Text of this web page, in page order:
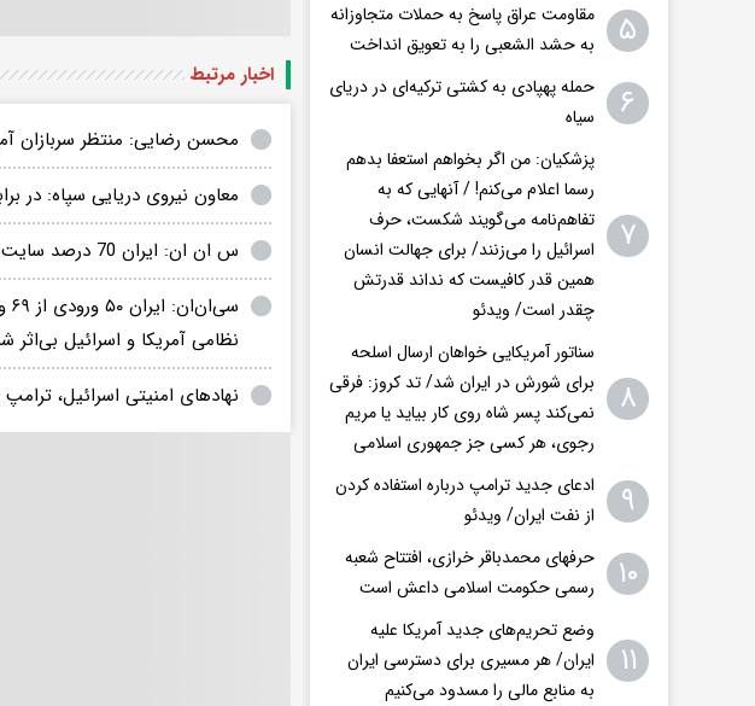
اخبار مرتبط
محسن رضایی: منتظر سربازان
معاون نیروی دریایی سپاه: در
س ان ان: ایران 70 درصد سایت‌های موشکی خود که بمباران شده بود را باز کرد
نظامی آمریکا و اسرائیل
نهادهای امنیتی اسرائیل،
۵
مقاومت عراق پاسخ به حملات متجاوزانه
به حشد الشعبی را به تعویق انداخت
۶
حمله پهپادی به کشتی ترکیه‌ای در دریای
سیاه
۷
پزشکیان: من اگر بخواهم استعفا بدهم
رسما اعلام می‌کنم! / آنهایی که به
تفاهم‌نامه می‌گویند شکست، حرف
اسرائیل را می‌زنند/ برای جهالت انسان
همین قدر کافیست که نداند قدرتش
چقدر است/ ویدئو
۸
سناتور آمریکایی خواهان ارسال اسلحه
برای شورش در ایران شد/ تد کروز: فرقی
نمی‌کند پسر شاه روی کار بیاید یا مریم
رجوی، هر کسی جز جمهوری اسلامی
۹
ادعای جدید ترامپ درباره استفاده کردن
از نفت ایران/ ویدئو
۱۰
حرفهای محمدباقر خرازی، افتتاح شعبه
رسمی حکومت اسلامی داعش است
۱۱
وضع تحریم‌های جدید آمریکا علیه
ایران/ هر مسیری برای دسترسی ایران
به منابع مالی را مسدود می‌کنیم